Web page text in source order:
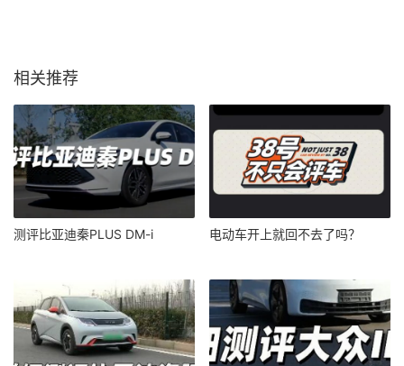
相关推荐
测评比亚迪秦PLUS DM-i 电动车开上就回不去了吗？